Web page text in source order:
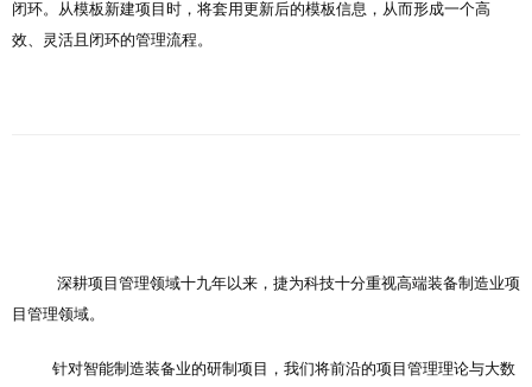
闭环。从模板新建项目时，将套用更新后的模板信息，从而形成一个高
效、灵活且闭环的管理流程。
深耕项目管理领域十九年以来，捷为科技十分重视高端装备制造业项
目管理领域。
针对智能制造装备业的研制项目，我们将前沿的项目管理理论与大数